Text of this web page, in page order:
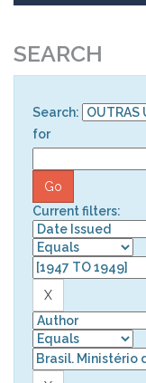
SEARCH
Search:
for
Current filters: